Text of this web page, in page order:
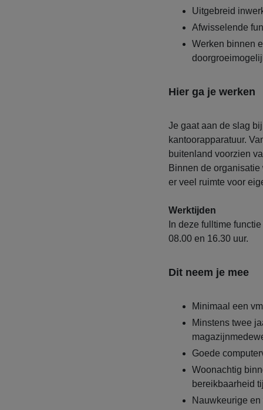
Uitgebreid
Afwisselende
Werken binnen
Hier ga je werken
Je gaat aan de slag
kantoorapparatuur.
buitenland voorzien
Binnen de
er veel ruimte voor
Werktijden
In deze fulltime
08.00 en 16.30 uur.
Dit neem je mee
Minimaal een
Minstens twee
Goede
Woonachtig
bereikbaarheid
Nauwkeurige